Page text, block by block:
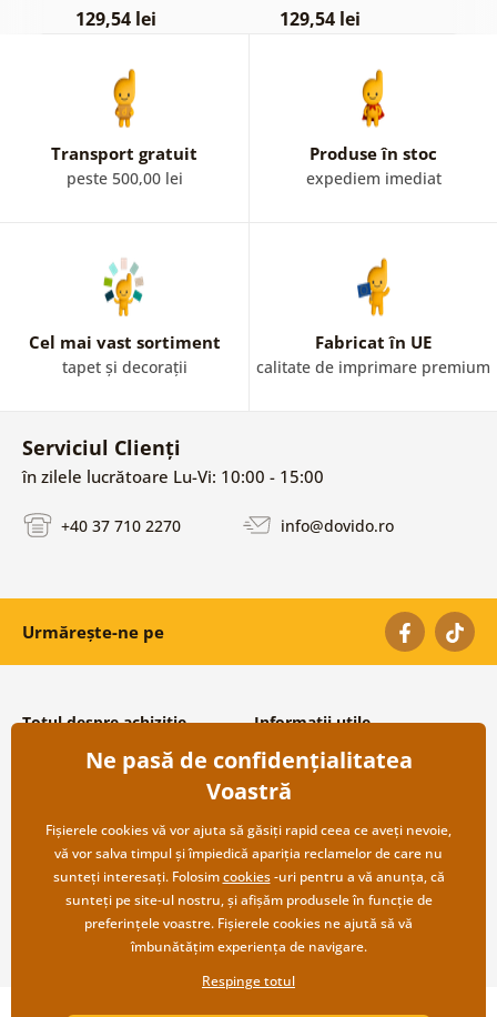
129,54 lei 129,54 lei
Transport gratuit
peste 500,00 lei
Produse în stoc
expediem imediat
Cel mai vast sortiment
tapet și decorații
Fabricat în UE
calitate de imprimare premium
Serviciul Clienți
în zilele lucrătoare Lu-Vi: 10:00 - 15:00
+40 37 710 2270 info@dovido.ro
Urmărește-ne pe
Totul despre achiziție
Condiții și termeni generali
Protecția datelor personale
Transport și modalități de plată
Returnare
Informații utile
Despre noi
Întrebări frecvente
Contacte
Cooperare angro
Ne pasă de confidențialitatea
Voastră
Fișierele cookies vă vor ajuta să găsiți rapid ceea ce aveți nevoie,
vă vor salva timpul și împiedică apariția reclamelor de care nu
sunteți interesați. Folosimcookies-uri pentru a vă anunța, că
sunteți pe site-ul nostru, și afișăm produsele în funcție de
preferințele voastre. Fișierele cookies ne ajută să vă
îmbunătățim experiența de navigare.
Respinge totul